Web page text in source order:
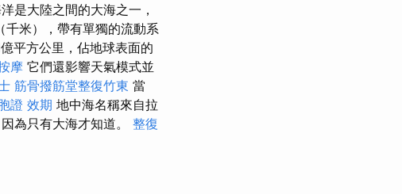
是大陸之間的大海之一，
米），帶有單獨的流動系
平方公里，佔地球表面的
摩 它們還影響天氣模式並
筋骨撥筋堂整復竹東 當
證 效期 地中海名稱來自拉
為只有大海才知道。 整復